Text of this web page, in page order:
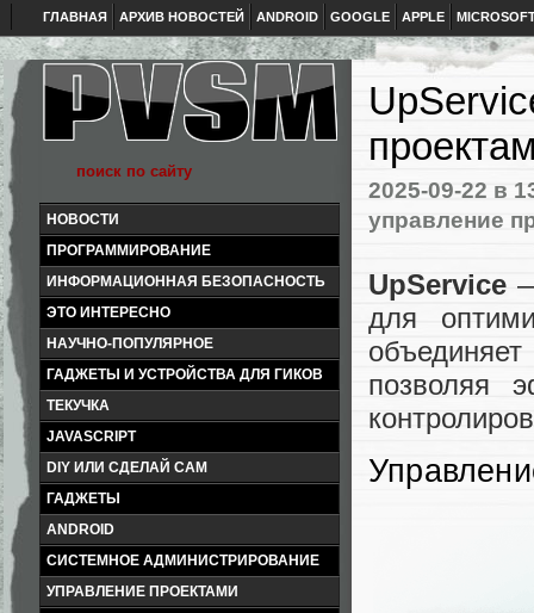
ГЛАВНАЯ АРХИВ НОВОСТЕЙ ANDROID GOOGLE APPLE
НОВОСТИ
ПРОГРАММИРОВАНИЕ
ИНФОРМАЦИОННАЯ БЕЗОПАСНОСТЬ
ЭТО ИНТЕРЕСНО
НАУЧНО-ПОПУЛЯРНОЕ
ГАДЖЕТЫ И УСТРОЙСТВА ДЛЯ ГИКОВ
ТЕКУЧКА
JAVASCRIPT
DIY ИЛИ СДЕЛАЙ САМ
ГАДЖЕТЫ
ANDROID
СИСТЕМНОЕ АДМИНИСТРИРОВАНИЕ
УПРАВЛЕНИЕ ПРОЕКТАМИ
2025-09-22 в
управление
UpService
для
позволяя